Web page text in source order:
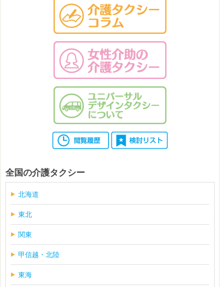
全国の介護タクシー
北海道
東北
関東
甲信越・北陸
東海